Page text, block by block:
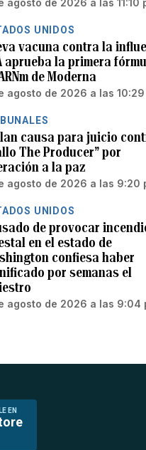
UNIDOS
vacuna contra la
aprueba la primera
de Moderna
agosto de 2026 a las 10:29
causa para juicio
The Producer” por
a la paz
agosto de 2026 a las 9:20
UNIDOS
de provocar
en el estado de
confiesa haber
por semanas el
agosto de 2026 a las 9:04
EN